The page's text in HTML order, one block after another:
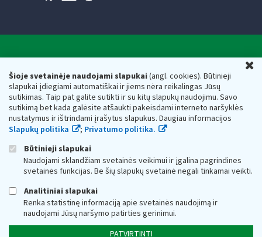
Šioje svetainėje naudojami slapukai(angl. cookies). Būtinieji
slapukai įdiegiami automatiškai ir jiems nėra reikalingas Jūsų
sutikimas. Taip pat galite sutikti ir su kitų slapukų naudojimu. Savo
sutikimą bet kada galėsite atšaukti pakeisdami interneto naršyklės
nustatymus ir ištrindami įrašytus slapukus. Daugiau informacijos
Slapukų politika
; Privatumo politika.
Būtinieji slapukai
Naudojami sklandžiam svetainės veikimui ir įgalina pagrindines
svetainės funkcijas. Be šių slapukų svetainė negali tinkamai veikti.
Analitiniai slapukai
Renka statistinę informaciją apie svetainės naudojimą ir
naudojami Jūsų naršymo patirties gerinimui.
PATVIRTINTI
Respublikos finansų ministerijos
Biudžetinė įstaiga. Juridinio asmens kodas — 188659752,
adresas: Vasario 16-osios g. 14, 01107 Vilnius, Lietuva, el.paštas:
vmi@vmi.lt, E. pristatymo dėžutės adresas 188659752
Duomenys apie Valstybinę mokesčių inspekciją prie Lietuvos
Respublikos finansų ministerijos kaupiami ir saugomi Juridinių